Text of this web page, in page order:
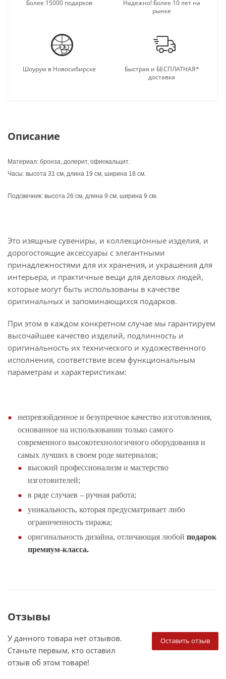
этикете остаются в категории «вечных ценностей».
Более 15000 подарков
Надежно! Более 10 лет на
рынке
Шоурум в Новосибирске
Быстрая и БЕСПЛАТНАЯ*
доставка
Описание
Материал: бронза, долерит, офиокальцит.
Часы: высота 31 см, длина 19 см, ширина 18 см.
Подсвечник: высота 26 см, длина 9 см, ширина 9 см.
Это изящные сувениры, и коллекционные изделия, и
дорогостоящие аксессуары с элегантными
принадлежностями для их хранения, и украшения для
интерьера, и практичные вещи для деловых людей,
которые могут быть использованы в качестве
оригинальных и запоминающихся подарков.
При этом в каждом конкретном случае мы гарантируем
высочайшее качество изделий, подлинность и
оригинальность их технического и художественного
исполнения, соответствие всем функциональным
параметрам и характеристикам:
непревзойденное и безупречное качество изготовления,
основанное на использовании только самого
современного высокотехнологичного оборудования и
самых лучших в своем роде материалов;
высокий профессионализм и мастерство
изготовителей;
в ряде случаев – ручная работа;
уникальность, которая предусматривает либо
ограниченность тиража;
оригинальность дизайна, отличающая любой подарок
премиум-класса.
Отзывы
Оставить отзыв
У данного товара нет отзывов.
Станьте первым, кто оставил
отзыв об этом товаре!